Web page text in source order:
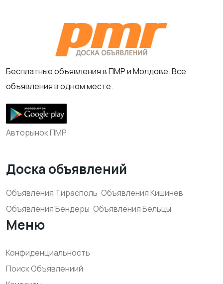
Бесплатные объявления в ПМР и Молдове. Все
объявления в одном месте.
Авторынок ПМР
Доска объявлений
Объявления Тирасполь Объявления Кишинев
Объявления Бендеры Объявления Бельцы
Меню
Конфиденциальность
Поиск Объявлениий